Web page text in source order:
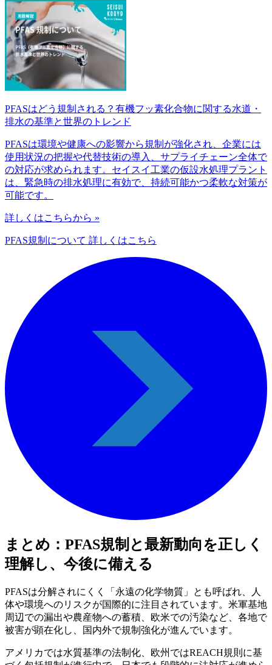
PFASはどう規制される？有機フッ素化合物に関する水道・
排水の基準と世界のトレンド
PFASは環境や健康への影響から規制が強化され、企業には
使用状況の把握や代替技術の導入、サプライチェーン全体で
の対応が求められます。セイスイ工業の仮設水処理プラント
は、緊急時の排水処理に有効で、持続可能かつ柔軟な対策が
可能です。
詳しくはこちらから »
PFAS規制について 詳しくはこちら
まとめ：PFAS規制と最新動向を正しく
理解し、今後に備える
PFASは分解されにくく「永遠の化学物質」とも呼ばれ、人
体や環境へのリスクが国際的に注目されています。米軍基地
周辺での漏出や農産物への蓄積、欧米での汚染など、各地で
被害が顕在化し、国内外で規制強化が進んでいます。
アメリカでは水質基準の法制化、欧州ではREACH規則に基